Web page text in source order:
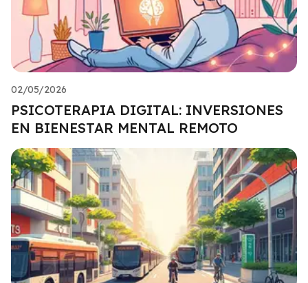
02/05/2026
PSICOTERAPIA DIGITAL: INVERSIONES
EN BIENESTAR MENTAL REMOTO